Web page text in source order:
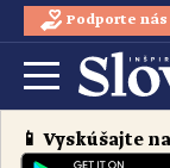
Podporte nás
📱 Vyskúšajte